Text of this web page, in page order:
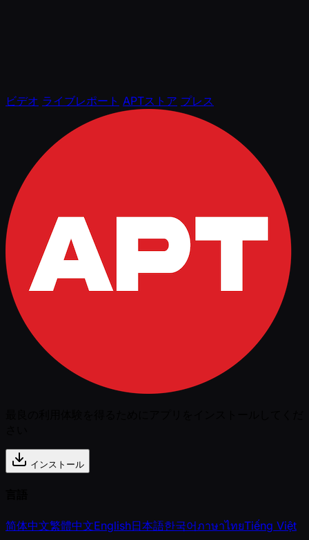
ビデオ ライブレポート APTストア プレス
インストール
简体中文繁體中文English日本語한국어ภาษาไทยTiếng Việt